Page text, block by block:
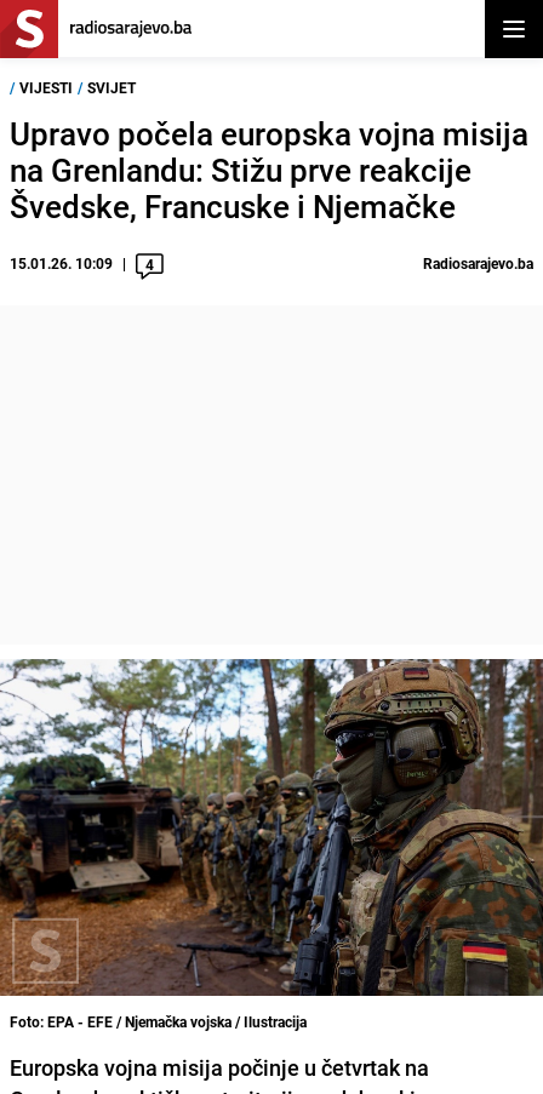
/ VIJESTI / SVIJET
Upravo počela europska vojna misija
na Grenlandu: Stižu prve reakcije
Švedske, Francuske i Njemačke
15.01.26. 10:09 4 Radiosarajevo.ba
Foto: EPA - EFE / Njemačka vojska / Ilustracija
Europska vojna misija počinje u četvrtak na